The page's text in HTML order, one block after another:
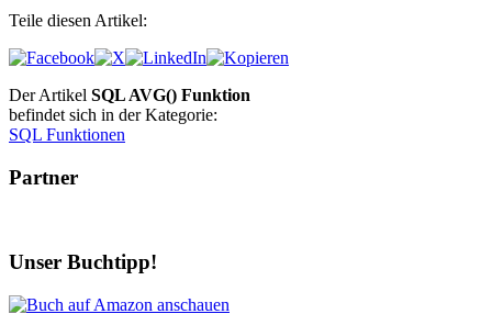
Teile diesen Artikel:
Der Artikel SQL AVG() Funktion
befindet sich in der Kategorie:
SQL Funktionen
Partner
Unser Buchtipp!